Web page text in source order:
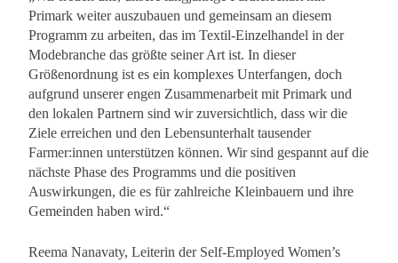
Primark weiter auszubauen und gemeinsam an diesem
Programm zu arbeiten, das im Textil-Einzelhandel in der
Modebranche das größte seiner Art ist. In dieser
Größenordnung ist es ein komplexes Unterfangen, doch
aufgrund unserer engen Zusammenarbeit mit Primark und
den lokalen Partnern sind wir zuversichtlich, dass wir die
Ziele erreichen und den Lebensunterhalt tausender
Farmer:innen unterstützen können. Wir sind gespannt auf die
nächste Phase des Programms und die positiven
Auswirkungen, die es für zahlreiche Kleinbauern und ihre
Gemeinden haben wird.“
Reema Nanavaty, Leiterin der Self-Employed Women’s